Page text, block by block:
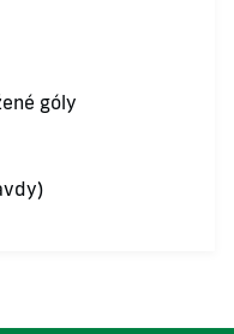
góly